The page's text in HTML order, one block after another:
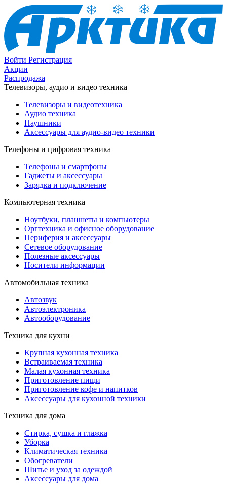
Войти Регистрация
Акции
Распродажа
Телевизоры, аудио и видео техника
Телевизоры и видеотехника
Аудио техника
Наушники
Аксессуары для аудио-видео техники
Телефоны и цифровая техника
Телефоны и смартфоны
Гаджеты и аксессуары
Зарядка и подключение
Компьютерная техника
Ноутбуки, планшеты и компьютеры
Оргтехника и офисное оборудование
Периферия и аксессуары
Cетевое оборудование
Полезные аксессуары
Носители информации
Автомобильная техника
Автозвук
Автоэлектроника
Автооборудование
Техника для кухни
Крупная кухонная техника
Встраиваемая техника
Малая кухонная техника
Приготовление пищи
Приготовление кофе и напитков
Аксессуары для кухонной техники
Техника для дома
Стирка, сушка и глажка
Уборка
Климатическая техника
Обогреватели
Шитье и уход за одеждой
Аксессуары для дома